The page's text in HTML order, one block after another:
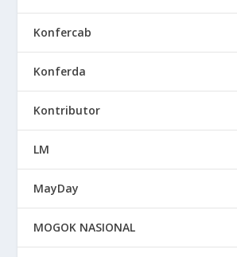
Konfercab
Konferda
Kontributor
LM
MayDay
MOGOK NASIONAL